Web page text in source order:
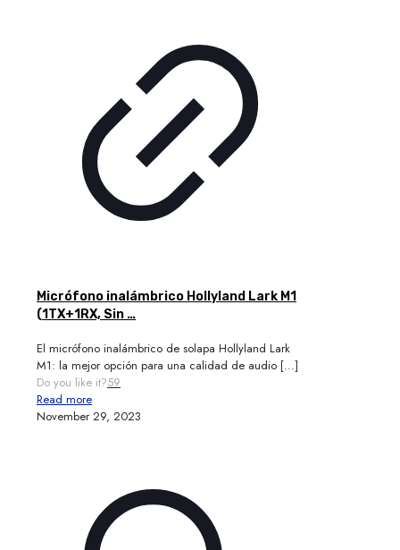
Micrófono inalámbrico Hollyland Lark M1
(1TX+1RX, Sin …
El micrófono inalámbrico de solapa Hollyland Lark
M1: la mejor opción para una calidad de audio […]
Do you like it?59
Read more
November 29, 2023